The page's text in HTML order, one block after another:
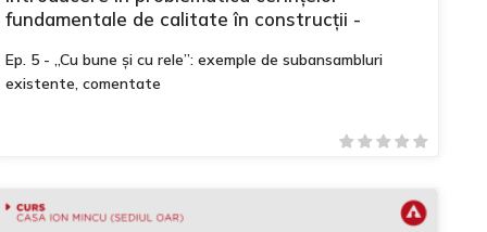
fundamentale de calitate în construcții -
Ep. 5 - „Cu bune și cu rele”: exemple de subansambluri
existente, comentate